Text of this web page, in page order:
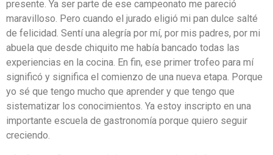
presente. Ya ser parte de ese campeonato me pareció
maravilloso. Pero cuando el jurado eligió mi pan dulce salté
de felicidad. Sentí una alegría por mí, por mis padres, por mi
abuela que desde chiquito me había bancado todas las
experiencias en la cocina. En fin, ese primer trofeo para mí
significó y significa el comienzo de una nueva etapa. Porque
yo sé que tengo mucho que aprender y que tengo que
sistematizar los conocimientos. Ya estoy inscripto en una
importante escuela de gastronomía porque quiero seguir
creciendo.